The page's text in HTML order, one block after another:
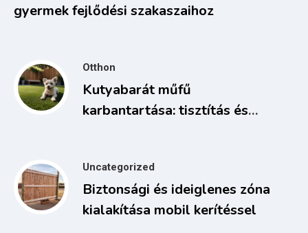
gyermek fejlődési szakaszaihoz
Otthon
Kutyabarát műfű
karbantartása: tisztítás és
Uncategorized
Biztonsági és ideiglenes zóna
kialakítása mobil kerítéssel